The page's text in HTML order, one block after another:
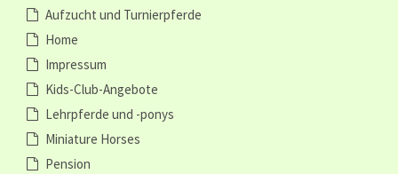
Aufzucht und Turnierpferde
Home
Impressum
Kids-Club-Angebote
Lehrpferde und -ponys
Miniature Horses
Pension